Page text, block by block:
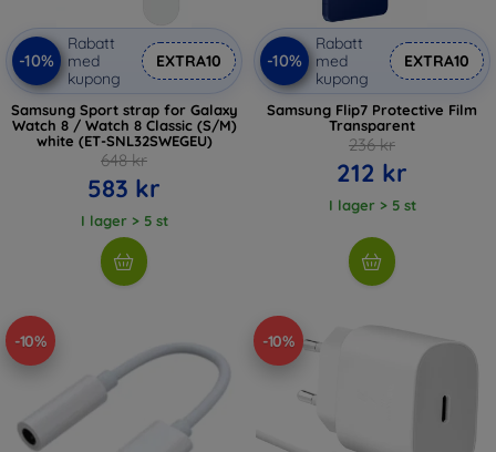
-10%
Rabatt
med
kupong
EXTRA10
Samsung Sport strap for Galaxy
Watch 8 / Watch 8 Classic (S/M)
white (ET-SNL32SWEGEU)
648 kr
583 kr
I lager > 5 st
-10%
Rabatt
med
kupong
EXTRA10
Samsung Flip7 Protective Film
Transparent
236 kr
212 kr
I lager > 5 st
-10% -10%